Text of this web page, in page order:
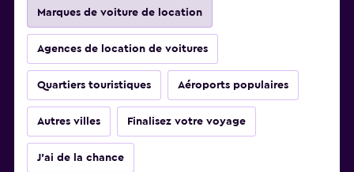
Marques de voiture de location
Agences de location de voitures
Quartiers touristiques Aéroports populaires
Autres villes Finalisez votre voyage
J'ai de la chance